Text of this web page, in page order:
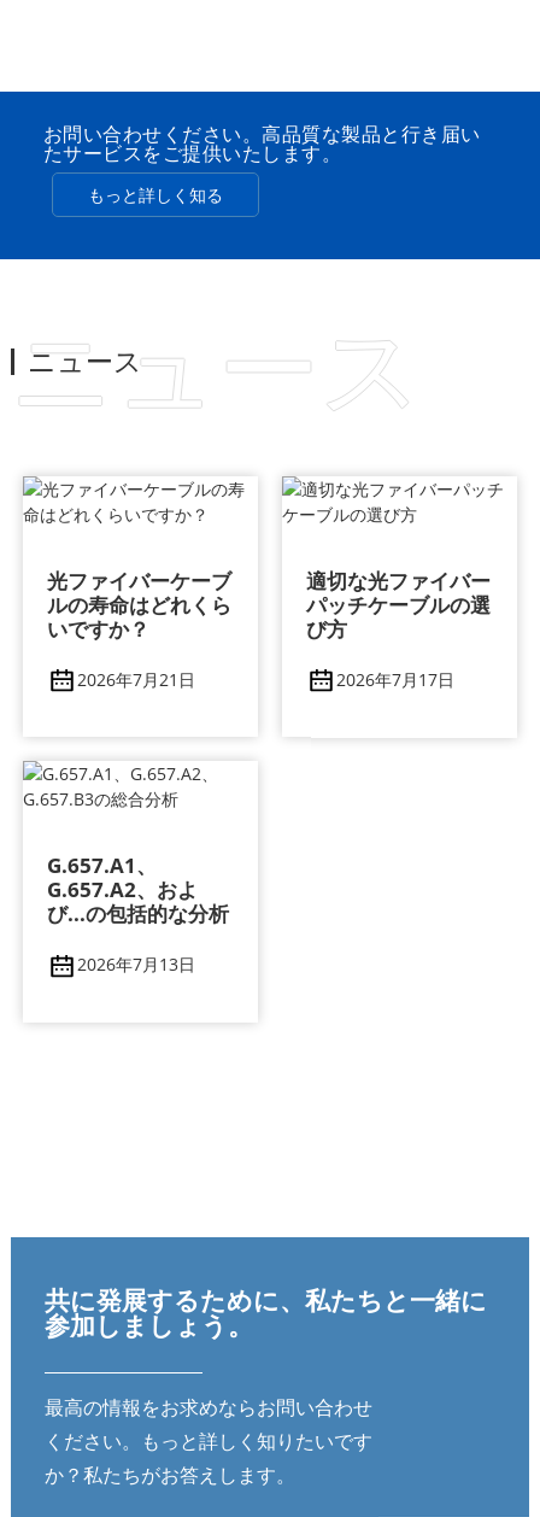
お問い合わせください。高品質な製品と行き届い
たサービスをご提供いたします。
もっと詳しく知る
ニュース
ニュース
光ファイバーケーブ
ルの寿命はどれくら
いですか？
2026年7月21日
適切な光ファイバー
パッチケーブルの選
び方
2026年7月17日
G.657.A1、
G.657.A2、およ
び...の包括的な分析
2026年7月13日
共に発展するために、私たちと一緒に
参加しましょう。
最高の情報をお求めならお問い合わせ
ください。もっと詳しく知りたいです
か？私たちがお答えします。